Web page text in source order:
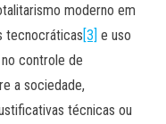
moderno em
tecnocráticas[3] e uso
controle de
a sociedade,
técnicas ou